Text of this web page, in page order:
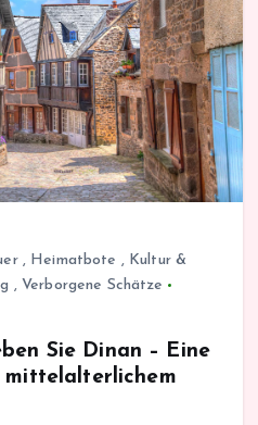
, Heimatbote , Kultur &
, Verborgene Schätze
Sie Dinan – Eine
mittelalterlichem